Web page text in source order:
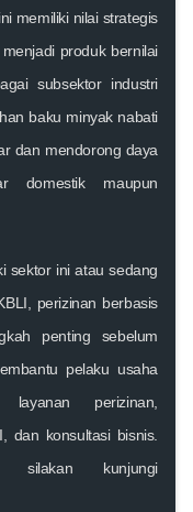
memiliki nilai strategis
produk bernilai
subsektor industri
baku minyak nabati
dan mendorong daya
domestik maupun
sektor ini atau sedang
perizinan berbasis
penting sebelum
pelaku usaha
perizinan,
dan konsultasi bisnis.
kunjungi